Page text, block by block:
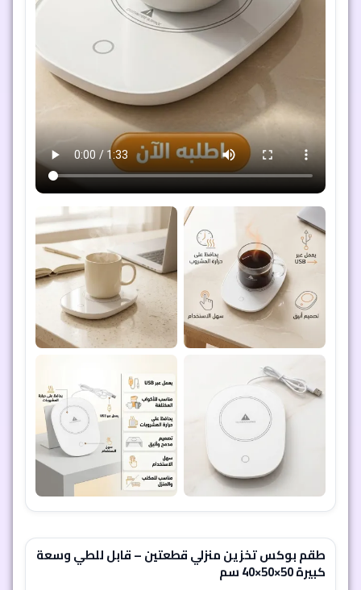
طقم بوكس تخزين منزلي قطعتين – قابل للطي وسعة
كبيرة 50×50×40 سم